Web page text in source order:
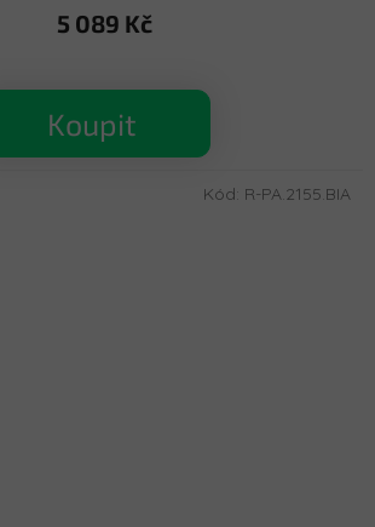
5 089 Kč
Koupit
Kód: R-PA.2155.BIA